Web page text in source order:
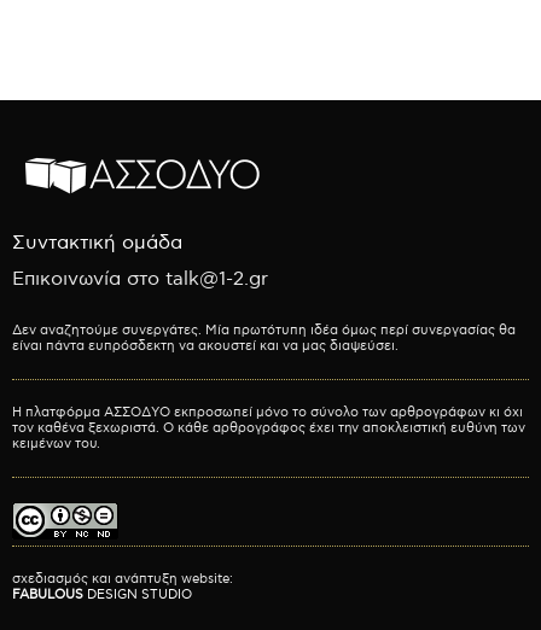
Συντακτική ομάδα
Επικοινωνία στο talk@1-2.gr
Δεν αναζητούμε συνεργάτες. Μία πρωτότυπη ιδέα όμως περί συνεργασίας θα
είναι πάντα ευπρόσδεκτη να ακουστεί και να μας διαψεύσει.
Η πλατφόρμα ΑΣΣΟΔΥΟ εκπροσωπεί μόνο το σύνολο των αρθρογράφων κι όχι
τον καθένα ξεχωριστά. Ο κάθε αρθρογράφος έχει την αποκλειστική ευθύνη των
κειμένων του.
σχεδιασμός και ανάπτυξη website:
FABULOUS DESIGN STUDIO